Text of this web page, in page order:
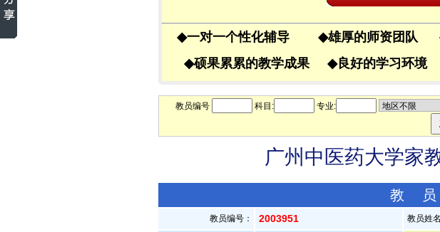
◆一对一个性化辅导 ◆雄厚的师资团队
◆硕果累累的教学成果 ◆良好的学习环境
教员编号 科目: 专业:
广州中医药大学家
教
教员编号： 2003951 教员姓